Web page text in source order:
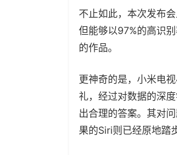
不止如此，本次发布
但能够以97%的高识
的作品。
更神奇的是，小米电
礼，经过对数据的深
出合理的答案。其对
果的Siri则已经原地踏